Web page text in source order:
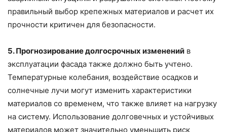
правильный выбор крепежных материалов и расчет их
прочности критичен для безопасности.
5. Прогнозирование долгосрочных изменений в
эксплуатации фасада также должно быть учтено.
Температурные колебания, воздействие осадков и
солнечные лучи могут изменить характеристики
материалов со временем, что также влияет на нагрузку
на систему. Использование долговечных и устойчивых
материалов может значительно уменьшить риск